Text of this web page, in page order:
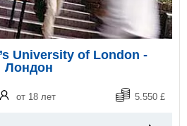
University of London -
Лондон
от 18 лет 5.550 £